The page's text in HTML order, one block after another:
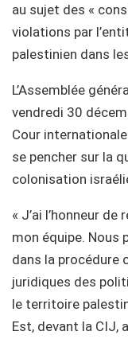
au sujet des «
violations par
palestinien dans
L’Assemblée
vendredi 30
Cour
se pencher sur la
colonisation
« J’ai l’honneur
mon équipe. Nous
dans la procédure
juridiques des
le territoire
Est, devant la CIJ,